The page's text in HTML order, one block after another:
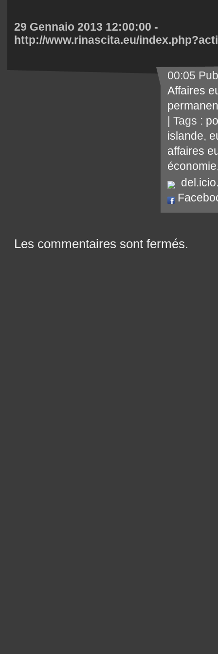
29 Gennaio 2013 12:00:00 -
http://www.rinascita.eu/
00:05
Affaires
| Tags :
islande,
affaires
économie
Les commentaires sont fermés.